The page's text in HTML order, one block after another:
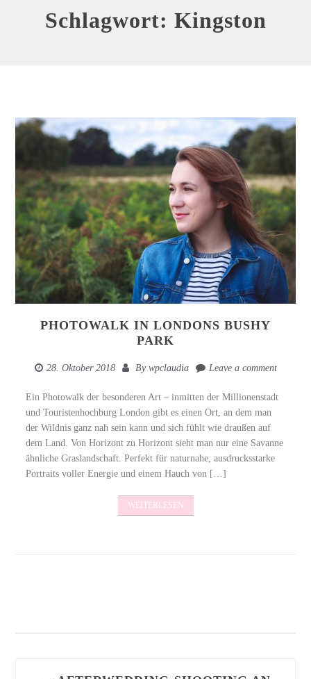
Schlagwort: Kingston
PHOTOWALK IN LONDONS BUSHY
PARK
28. Oktober 2018 By wpclaudia Leave a comment
Ein Photowalk der besonderen Art – inmitten der Millionenstadt
und Touristenhochburg London gibt es einen Ort, an dem man
der Wildnis ganz nah sein kann und sich fühlt wie draußen auf
dem Land. Von Horizont zu Horizont sieht man nur eine Savanne
ähnliche Graslandschaft. Perfekt für naturnahe, ausdrucksstarke
Portraits voller Energie und einem Hauch von […]
WEITERLESEN